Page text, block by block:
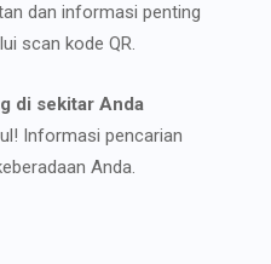
dan informasi penting
scan kode QR.
di sekitar Anda
Informasi pencarian
Anda.